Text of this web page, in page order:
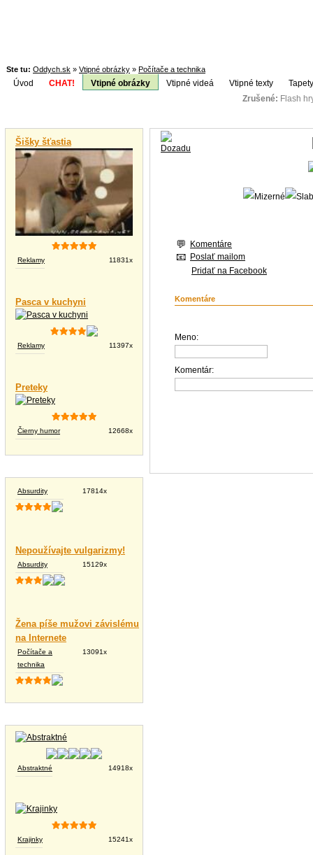
Ste tu: Oddych.sk » Vtipné obrázky » Počítače a technika
Úvod CHAT! Vtipné obrázky Vtipné videá Vtipné texty
Zrušené: Flash
Šišky šťastia
Reklamy 11831x
Pasca v kuchyni
Reklamy 11397x
Preteky
Čierny humor 12668x
Absurdity 17814x
Nepoužívajte vulgarizmy!
Absurdity 15129x
Žena píše mužovi závislému
na Internete
Počítače a
technika
13091x
Abstraktné 14918x
Krajinky 15241x
Komentáre
Poslať mailom
Pridať na Facebook
Komentáre
Meno:
Komentár: